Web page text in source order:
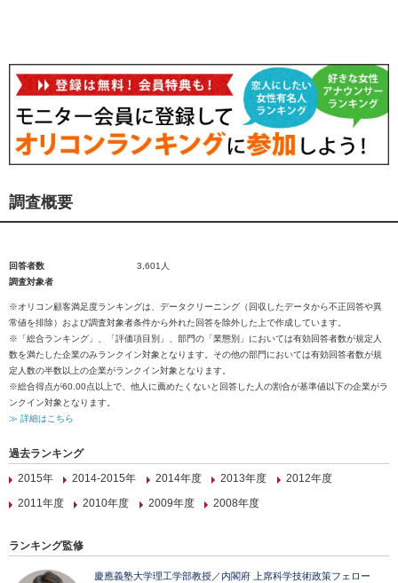
調査概要
回答者数
3,601人
調査対象者
※オリコン顧客満足度ランキングは、データクリーニング（回収したデータから不正回答や異
常値を排除）および調査対象者条件から外れた回答を除外した上で作成しています。
※「総合ランキング」、「評価項目別」、部門の「業態別」においては有効回答者数が規定人
数を満たした企業のみランクイン対象となります。その他の部門においては有効回答者数が規
定人数の半数以上の企業がランクイン対象となります。
※総合得点が60.00点以上で、他人に薦めたくないと回答した人の割合が基準値以下の企業がラ
ンクイン対象となります。
≫ 詳細はこちら
過去ランキング
2015年
2014-2015年 2014年度 2013年度
2012年度
2011年度
2010年度 2009年度 2008年度
ランキング監修
慶應義塾大学理工学部教授／内閣府 上席科学技術政策フェロー